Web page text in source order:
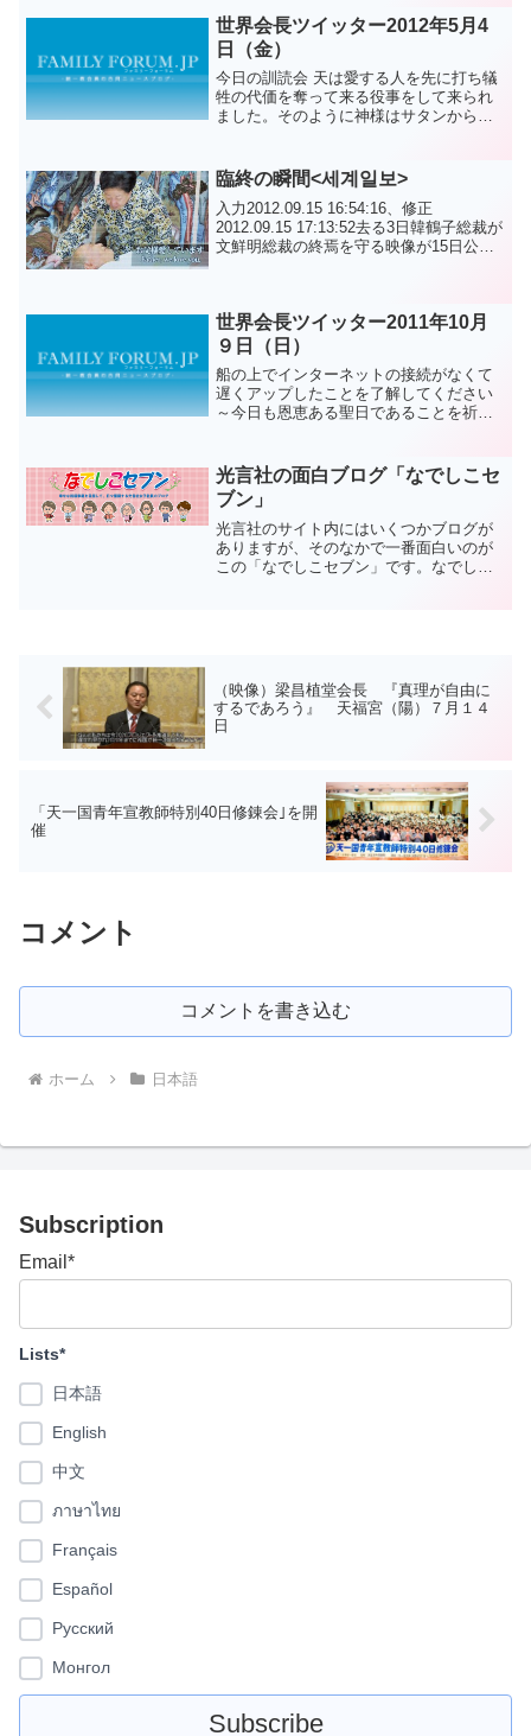
世界会長ツイッター2012年5月4
日（金）
今日の訓読会 天は愛する人を先に打ち犠
牲の代価を奪って来る役事をして来られ
ました。そのように神様はサタンから自
ば その時初めて孝子だと言うことが出来
るのです。アジュ
臨終の瞬間<세계일보>
入力2012.09.15 16:54:16、修正
2012.09.15 17:13:52去る3日韓鶴子総裁が
文鮮明総裁の終焉を守る映像が15日公開
世界会長ツイッター2011年10月
９日（日）
船の上でインターネットの接続がなくて
遅くアップしたことを了解してください
～今日も恩恵ある聖日であることを祈っ
光言社の面白ブログ「なでしこセ
ブン」
光言社のサイト内にはいくつかブログが
ありますが、そのなかで一番面白いのが
この「なでしこセブン」です。なでしこ
（映像）梁昌植堂会長 『真理が自由に
するであろう』 天福宮（陽）７月１４
日
「天一国青年宣教師特別40日修錬会｣を開
催
コメント
コメントを書き込む
ホーム 日本語
Subscription
Email*
Lists*
日本語
English
中文
ภาษาไทย
Français
Español
Pусский
Монгол